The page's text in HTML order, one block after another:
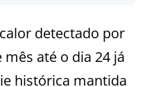
detectado por
até o dia 24 já
histórica mantida